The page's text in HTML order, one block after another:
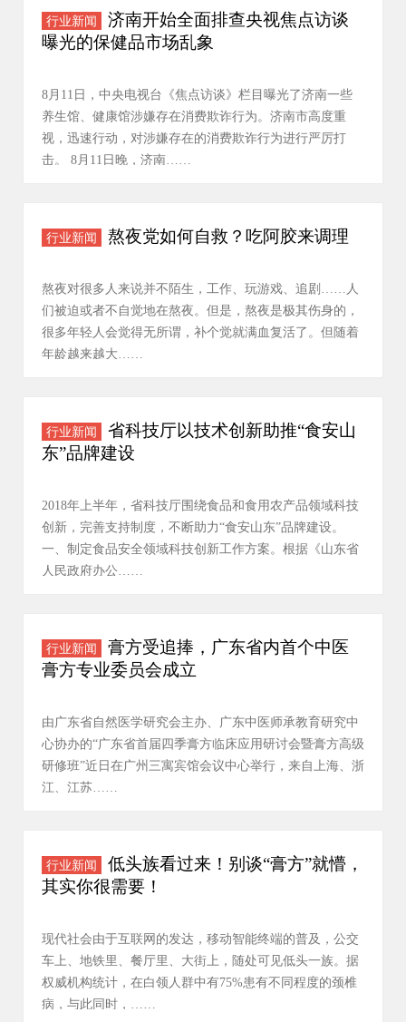
行业新闻
济南开始全面排查央视焦点访谈
曝光的保健品市场乱象
8月11日，中央电视台《焦点访谈》栏目曝光了济南一些
养生馆、健康馆涉嫌存在消费欺诈行为。济南市高度重
视，迅速行动，对涉嫌存在的消费欺诈行为进行严厉打
击。 8月11日晚，济南……
行业新闻 熬夜党如何自救？吃阿胶来调理
熬夜对很多人来说并不陌生，工作、玩游戏、追剧……人
们被迫或者不自觉地在熬夜。但是，熬夜是极其伤身的，
很多年轻人会觉得无所谓，补个觉就满血复活了。但随着
年龄越来越大……
行业新闻
省科技厅以技术创新助推“食安山
东”品牌建设
2018年上半年，省科技厅围绕食品和食用农产品领域科技
创新，完善支持制度，不断助力“食安山东”品牌建设。
一、制定食品安全领域科技创新工作方案。根据《山东省
人民政府办公……
行业新闻
膏方受追捧，广东省内首个中医
膏方专业委员会成立
由广东省自然医学研究会主办、广东中医师承教育研究中
心协办的“广东省首届四季膏方临床应用研讨会暨膏方高级
研修班”近日在广州三寓宾馆会议中心举行，来自上海、浙
江、江苏……
行业新闻
低头族看过来！别谈“膏方”就懵，
其实你很需要！
现代社会由于互联网的发达，移动智能终端的普及，公交
车上、地铁里、餐厅里、大街上，随处可见低头一族。据
权威机构统计，在白领人群中有75%患有不同程度的颈椎
病，与此同时，……